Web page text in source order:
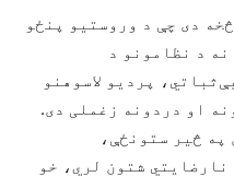
دی چې د وروستیو پنځو
د نظامونو د
پرديو لاسوهنو
او دردونه زغملی دی.
په څير ستونځې،
شتون لري، خو